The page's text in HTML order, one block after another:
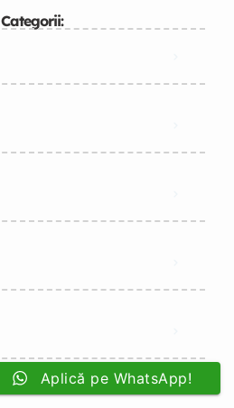
Categorii:
Aplică pe WhatsApp!